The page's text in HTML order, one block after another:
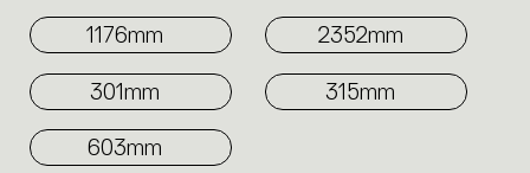
1176mm 2352mm
301mm 315mm
603mm